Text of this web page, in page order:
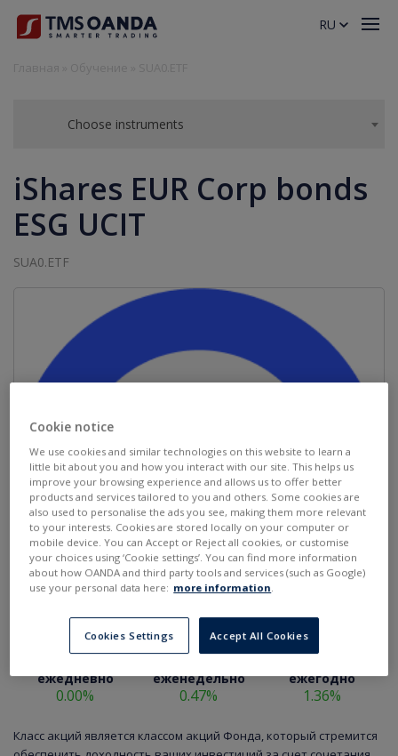
Choose instruments
iShares EUR Corp bonds
ESG UCIT
SUA0.ETF
ежедневно
0.00%
еженедельно
0.47%
ежегодно
1.36%
Класс акций является классом акций Фонда, который стремится
RU
Cookie notice
We use cookies and similar technologies on this website to learn a
little bit about you and how you interact with our site. This helps us
improve your browsing experience and allows us to offer better
products and services tailored to you and others. Some cookies are
also used to personalise the ads you see, making them more relevant
to your interests. Cookies are stored locally on your computer or
mobile device. You can Accept or Reject all cookies, or customise
your choices using ‘Cookie settings’. You can find more information
about how OANDA and third party tools and services (such as Google)
use your personal data here: more information.
Cookies Settings Accept All Cookies